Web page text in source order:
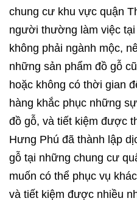
chung cư khu vực quận
người thường làm việc
không phải ngành mộc,
những sản phẩm đồ gỗ
hoặc không có thời gian
hàng khắc phục những
đồ gỗ, và tiết kiệm được
Hưng Phú đã thành lập
gỗ tại những chung cư
muốn có thể phục vụ
và tiết kiệm được nhiều